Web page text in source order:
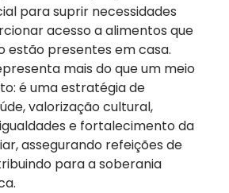
para suprir necessidades
acesso a alimentos que
estão presentes em casa.
mais do que um meio
é uma estratégia de
valorização cultural,
e fortalecimento da
assegurando refeições de
para a soberania